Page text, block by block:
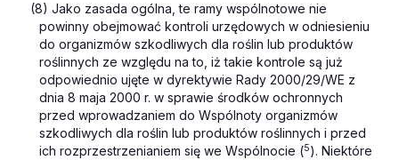
(8) Jako zasada ogólna, te ramy wspólnotowe nie
powinny obejmować kontroli urzędowych w odniesieniu
do organizmów szkodliwych dla roślin lub produktów
roślinnych ze względu na to, iż takie kontrole są już
odpowiednio ujęte w dyrektywie Rady 2000/29/WE z
dnia 8 maja 2000 r. w sprawie środków ochronnych
przed wprowadzaniem do Wspólnoty organizmów
szkodliwych dla roślin lub produktów roślinnych i przed
ich rozprzestrzenianiem się we Wspólnocie (5). Niektóre